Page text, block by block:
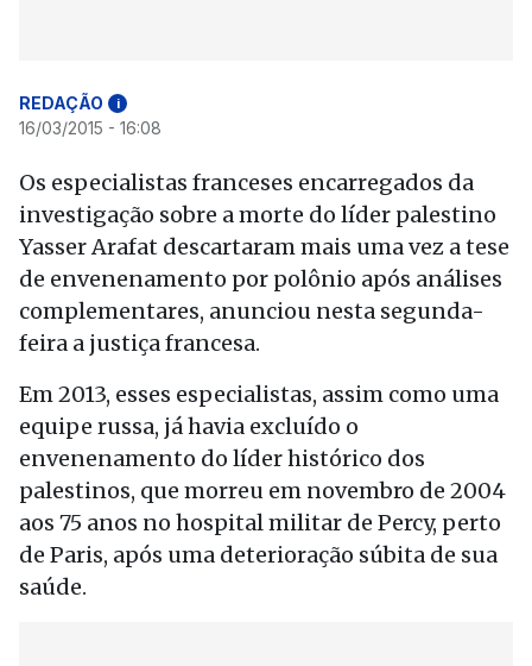
REDAÇÃO i
16/03/2015 - 16:08
Os especialistas franceses encarregados da
investigação sobre a morte do líder palestino
Yasser Arafat descartaram mais uma vez a tese
de envenenamento por polônio após análises
complementares, anunciou nesta segunda-
feira a justiça francesa.
Em 2013, esses especialistas, assim como uma
equipe russa, já havia excluído o
envenenamento do líder histórico dos
palestinos, que morreu em novembro de 2004
aos 75 anos no hospital militar de Percy, perto
de Paris, após uma deterioração súbita de sua
saúde.